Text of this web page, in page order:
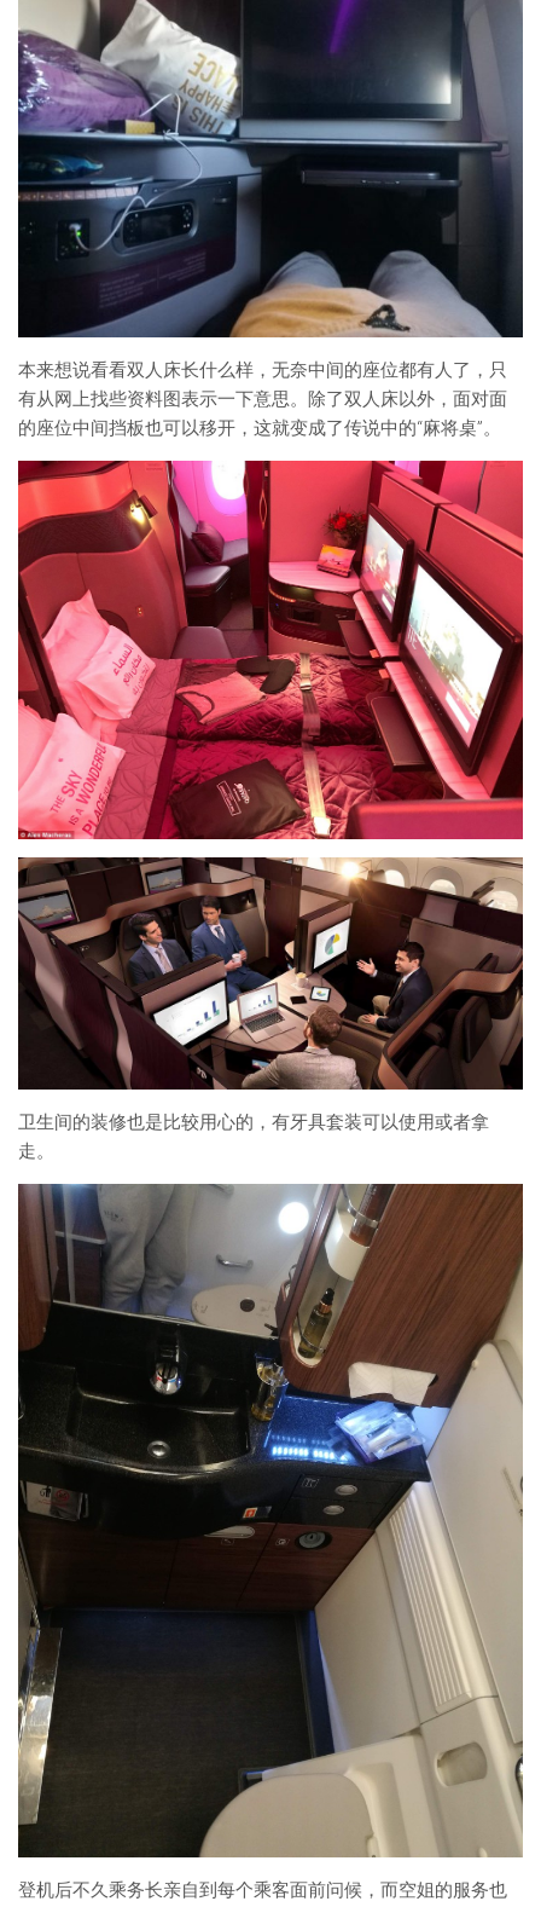
本来想说看看双人床长什么样，无奈中间的座位都有人了，只
有从网上找些资料图表示一下意思。除了双人床以外，面对面
的座位中间挡板也可以移开，这就变成了传说中的“麻将桌”。
卫生间的装修也是比较用心的，有牙具套装可以使用或者拿
走。
登机后不久乘务长亲自到每个乘客面前问候，而空姐的服务也